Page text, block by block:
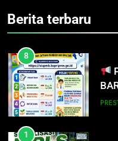
Berita terbaru
8
1